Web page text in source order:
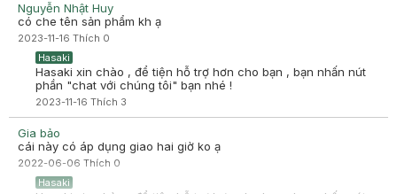
Nguyễn Nhật Huy
có che tên sản phẩm kh ạ
2023-11-16 Thích 0
Hasaki
Hasaki xin chào , để tiện hỗ trợ hơn cho bạn , bạn nhấn nút
phần "chat với chúng tôi" bạn nhé !
2023-11-16 Thích 3
Gia bảo
cái này có áp dụng giao hai giờ ko ạ
2022-06-06 Thích 0
Hasaki